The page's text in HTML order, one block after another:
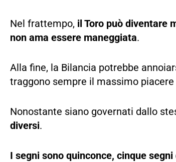
Nel frattempo, il Toro può diventare
non ama essere maneggiata.
Alla fine, la Bilancia potrebbe
traggono sempre il massimo
Nonostante siano governati dallo
diversi.
I segni sono quinconce, cinque